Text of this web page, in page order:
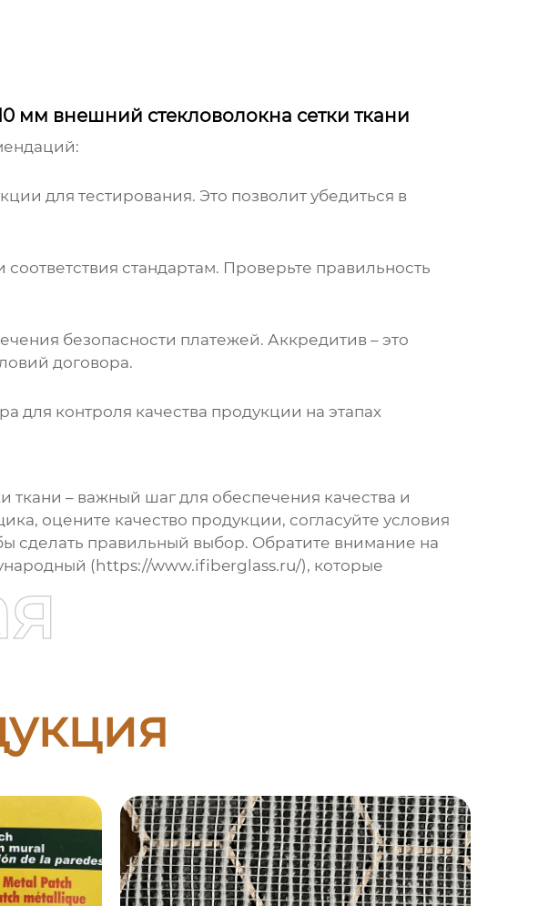
мм внешний стекловолокна сетки ткани
для тестирования. Это позволит убедиться в
стандартам. Проверьте правильность
безопасности платежей. Аккредитив – это
договора.
для контроля качества продукции на этапах
ткани – важный шаг для обеспечения качества и
оцените качество продукции, согласуйте условия
сделать правильный выбор. Обратите внимание на
( https://www.ifiberglass.ru/), которые